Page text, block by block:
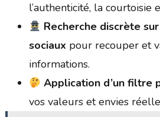
l’authenticité, la courtoisie
Recherche discrète
sociaux pour recouper et
informations.
Application d’un filtre
vos valeurs et envies